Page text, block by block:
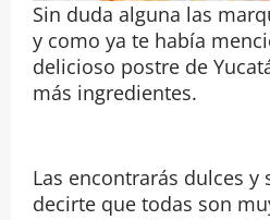
Sin duda alguna las
y como ya te había
delicioso postre de
más ingredientes.
Las encontrarás dulces y
decirte que todas son